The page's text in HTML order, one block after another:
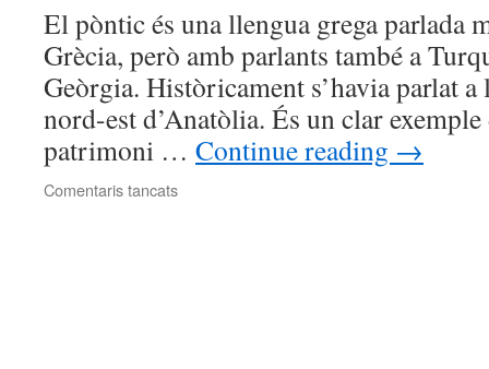
El pòntic és una llengua grega parlada
Grècia, però amb parlants també a
Geòrgia. Històricament s’havia parlat a
nord-est d’Anatòlia. És un clar
patrimoni … Continue reading →
Comentaris tancatsa